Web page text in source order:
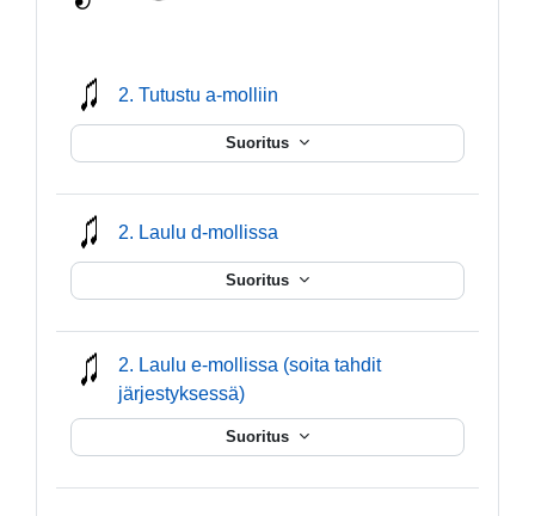
2. Tutustu a-molliin
Suoritus
2. Laulu d-mollissa
Suoritus
2. Laulu e-mollissa (soita tahdit
järjestyksessä)mmusic
Suoritus